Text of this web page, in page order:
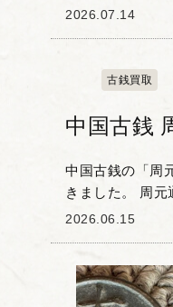
模で記念メダル
の意匠として...
2026.07.14
古銭買取
中国古銭
中国古銭の「周
きました。 周元
時代における後
武一宗の...
2026.06.15